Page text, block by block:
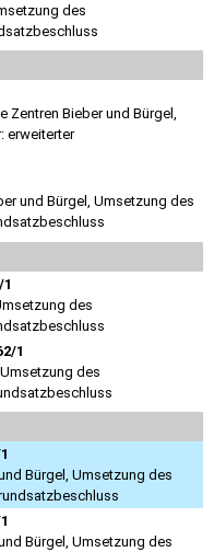
des
Zentren Bieber und Bürgel,
erweiterter
und Bürgel, Umsetzung des
des
1
des
Bürgel, Umsetzung des
Bürgel, Umsetzung des